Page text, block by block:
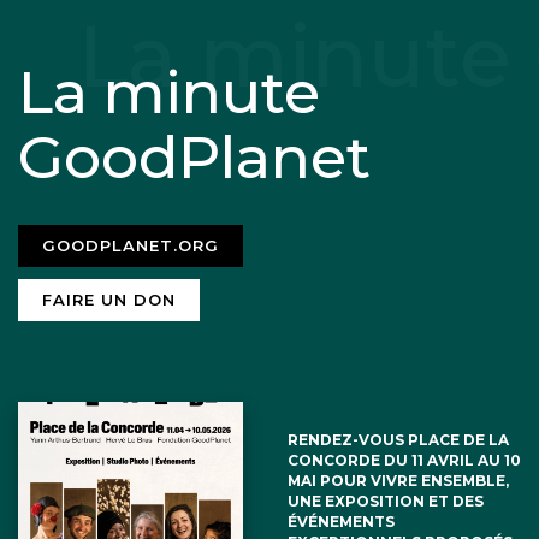
partie de ceux qui établissent les règles
que de se compter au nombre de ceux
qui font le choix de les adopter »
Selon votre propos, le chauffage de
l’habitat représenterait à lui seul
50% de la consommation totale
La minute
GoodPlanet
GOODPLANET.ORG
FAIRE UN DON
RENDEZ-VOUS PLACE DE LA
CONCORDE DU 11 AVRIL AU 10
MAI POUR VIVRE ENSEMBLE,
UNE EXPOSITION ET DES
ÉVÉNEMENTS